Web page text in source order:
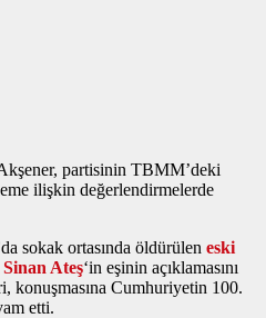
partisinin TBMM’deki
ilişkin değerlendirmelerde
sokak ortasında öldürülen eski
Ateş‘in eşinin açıklamasını
konuşmasına Cumhuriyetin 100.
etti.